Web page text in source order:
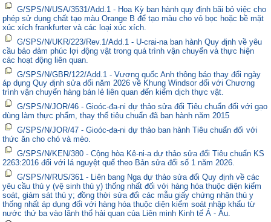
G/SPS/N/USA/3531/Add.1 - Hoa Kỳ ban hành quy định bãi bỏ việc cho
phép sử dụng chất tạo màu Orange B để tạo màu cho vỏ bọc hoặc bề mặt
xúc xích frankfurter và các loại xúc xích.
G/SPS/N/UKR/223/Rev.1/Add.1 - U-crai-na ban hành Quy định về yêu
cầu bảo đảm phúc lợi động vật trong quá trình vận chuyển và thực hiện
các hoạt động liên quan.
G/SPS/N/GBR/122/Add.1 - Vương quốc Anh thông báo thay đổi ngày
áp dụng Quy định sửa đổi năm 2026 về Khung Windsor đối với Chương
trình vận chuyển hàng bán lẻ liên quan đến kiểm dịch thực vật.
G/SPS/N/JOR/46 - Gioóc-đa-ni dự thảo sửa đổi Tiêu chuẩn đối với gạo
dùng làm thực phẩm, thay thế tiêu chuẩn đã ban hành năm 2015
G/SPS/N/JOR/47 - Gioóc-đa-ni dự thảo ban hành Tiêu chuẩn đối với
thức ăn cho chó và mèo.
G/SPS/N/KEN/380 - Cộng hòa Kê-ni-a dự thảo sửa đổi Tiêu chuẩn KS
2263:2016 đối với lá nguyệt quế theo Bản sửa đổi số 1 năm 2026.
G/SPS/N/RUS/361 - Liên bang Nga dự thảo sửa đổi Quy định về các
yêu cầu thú y (vệ sinh thú y) thống nhất đối với hàng hóa thuộc diện kiểm
soát, giám sát thú y; đồng thời sửa đổi các mẫu giấy chứng nhận thú y
thống nhất áp dụng đối với hàng hóa thuộc diện kiểm soát nhập khẩu từ
nước thứ ba vào lãnh thổ hải quan của Liên minh Kinh tế Á - Âu.